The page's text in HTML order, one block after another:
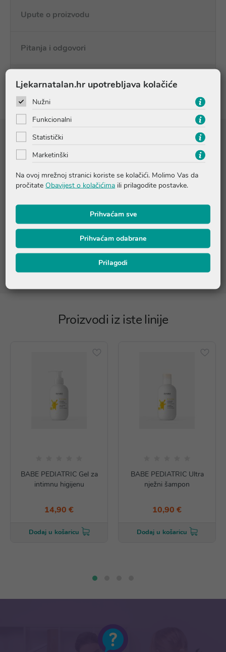
Upute o proizvodu
Pitanja i odgovori
Recenzije
SkinRepair kompleks 4% · SkinDefense kompleks 4% · Glicerin
3% · SkinCalm kompleks 2% · Shea maslac 2% · Avokado ulje 1%
· Vitamin F 1% · Vitamin E 0.25%
Sastojci:Istaknuto na originalnoj ambalaži (vidi: INGREDIENTS)
Molimo provjerite točan sastav na pakiranju ili nas kontaktirajte
Proizvodi iz iste linije
BABE PEDIATRIC Gel za
intimnu higijenu
14,90 €
Dodaj u košaricu
BABE PEDIATRIC Ultra
nježni šampon
10,90 €
Dodaj u košaricu
Ljekarnatalan.hr upotrebljava kolačiće
Nužni
Funkcionalni
Statistički
Marketinški
Na ovoj mrežnoj stranici koriste se kolačići. Molimo Vas da
pročitate Obavijest o kolačićima ili prilagodite postavke.
Prihvaćam sve
Prihvaćam odabrane
Prilagodi